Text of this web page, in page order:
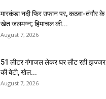
मारकंडा नदी फिर उफान पर, कठवा-तंगौर के
खेत जलमग्न; हिमाचल की...
August 7, 2026
51 लीटर गंगाजल लेकर घर लौट रही झज्जर
की बेटी, खेल...
August 7, 2026